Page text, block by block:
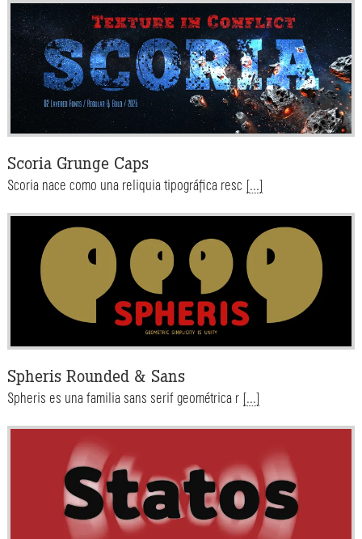
Scoria Grunge Caps
Scoria nace como una reliquia tipográfica resc [...]
Spheris Rounded & Sans
Spheris es una familia sans serif geométrica r [...]